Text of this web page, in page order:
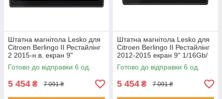
Штатна магнітола Lesko для
Citroen Berlingo II Рестайлінг
2 2015-н.в. екран 9"
1/16Gb/Wi-Fi GPS Optima 6шт
Готово до відправки 6 од.
5 454 ₴ 7 091 ₴
Штатна магнітола Lesko для
Citroen Berlingo II Рестайлінг
2012-2015 екран 9" 1/16Gb/
Wi-Fi GPS Optima 6шт
Готово до відправки 6 од.
5 454 ₴ 7 091 ₴